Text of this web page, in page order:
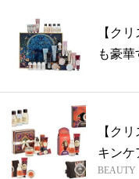
【ク
も豪
【ク
キンケ
BEAUTY